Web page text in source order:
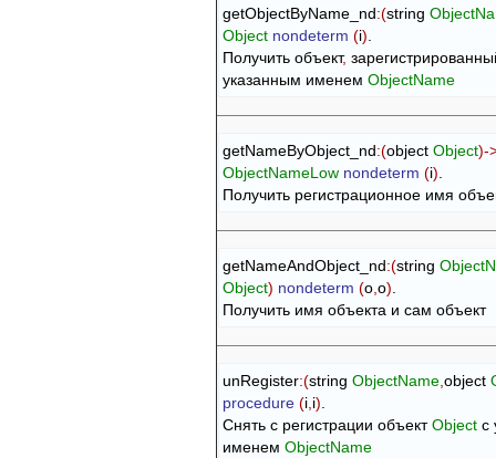
getObjectByName_nd:(string
Object nondeterm (i)
Получить объект,
указанным именем ObjectName
getNameByObject_nd:(object Object)-
ObjectNameLow nondeterm (i)
Получить регистрационное имя
getNameAndObject_nd:(string
Object) nondeterm (o ,o)
Получить имя объекта и сам объект
unRegister:(string ObjectName ,object
procedure (i i)
Снять с регистрации объект Object с
именем ObjectName